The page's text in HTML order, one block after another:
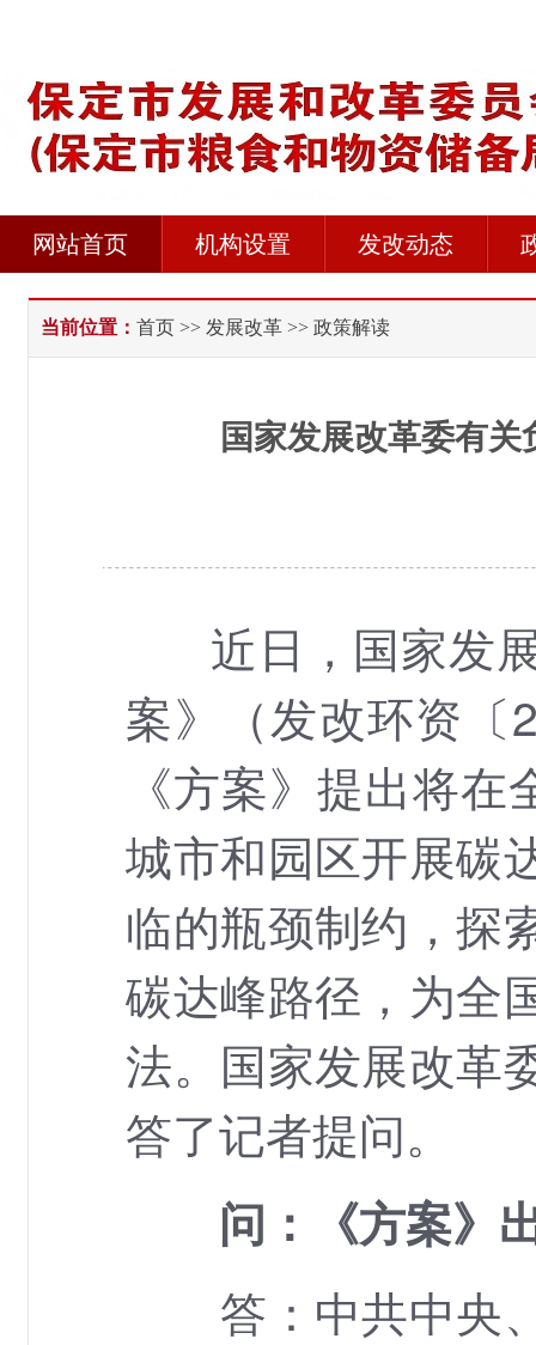
网站首页 机构设置 发改动态
当前位置： 首页 >> 发展改革 >> 政策解读
国家发展改革委有
近日，国家发展
案》（发改环资〔
《方案》提出将
城市和园区开展碳
临的瓶颈制约，探
碳达峰路径，为全
法。国家发展改革
答了记者提问。
问：《方案》
答：中共中央、